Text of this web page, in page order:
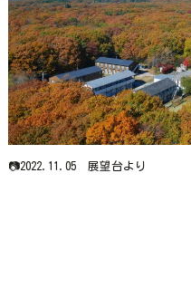
📷2022.11.05 展望台より